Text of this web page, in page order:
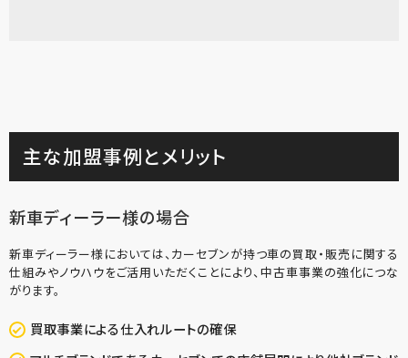
主な加盟事例とメリット
新車ディーラー様の場合
新車ディーラー様においては、カーセブンが持つ車の買取・販売に関する
仕組みやノウハウをご活用いただくことにより、中古車事業の強化につな
がります。
買取事業による仕入れルートの確保